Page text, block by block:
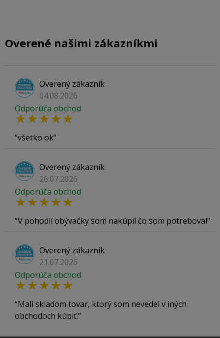
Overené našimi zákazníkmi
Overený zákazník
04.08.2026
Odporúča obchod
všetko ok
Overený zákazník
26.07.2026
Odporúča obchod
V pohodlí obývačky som nakúpil čo som potreboval
Overený zákazník
21.07.2026
Odporúča obchod
Mali skladom tovar, ktorý som nevedel v iných
obchodoch kúpiť.